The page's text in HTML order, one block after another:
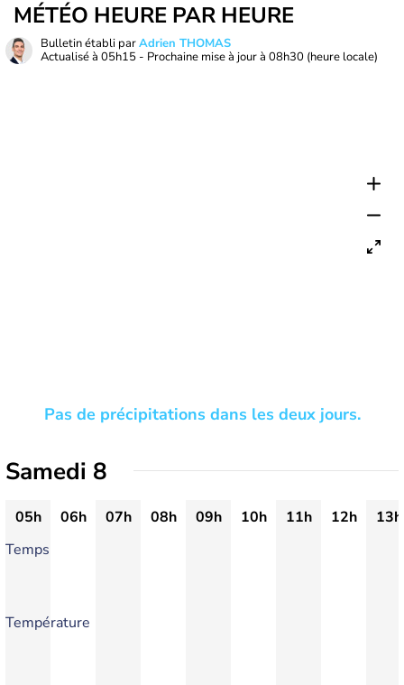
MÉTÉO HEURE PAR HEURE
Bulletin établi parAdrien THOMAS
Actualisé à 05h15 - Prochaine mise à jour à 08h30 (heure locale)
Pas de précipitations dans les deux jours.
Samedi 8
05h 06h 07h 08h 09h 10h 11h 12h
13h
Temps
Température